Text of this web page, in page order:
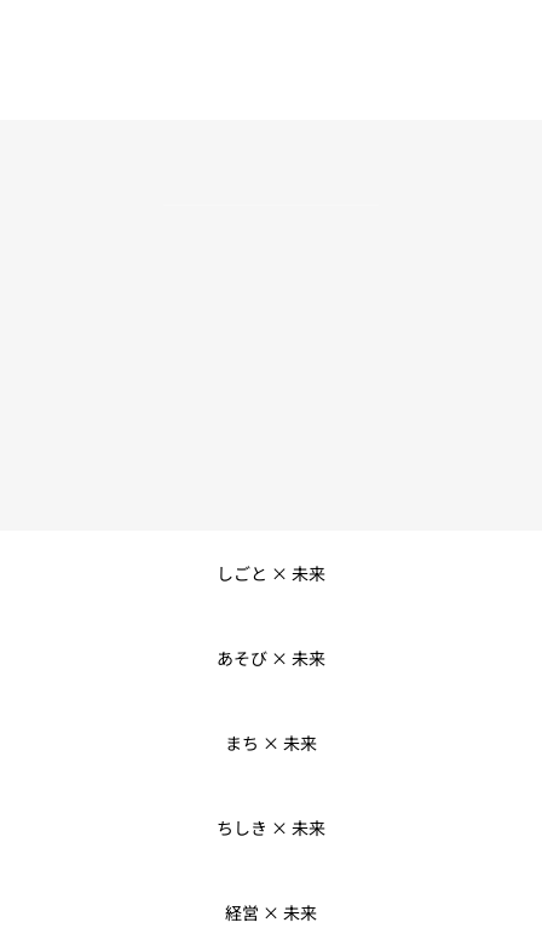
しごと × 未来
あそび × 未来
まち × 未来
ちしき × 未来
経営 × 未来